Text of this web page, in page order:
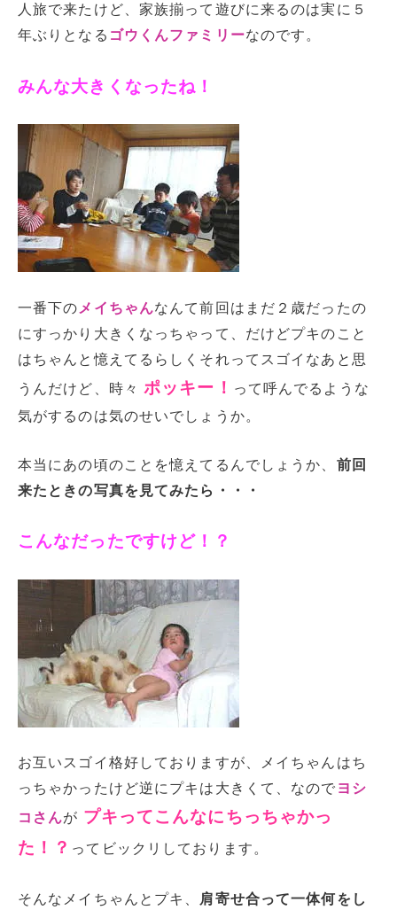
人旅で来たけど、家族揃って遊びに来るのは実に５
年ぶりとなる ゴウくんファミリーなのです。
みんな大きくなったね！
一番下の メイちゃんなんて前回はまだ２歳だったの
にすっかり大きくなっちゃって、だけどプキのこと
はちゃんと憶えてるらしくそれってスゴイなあと思
うんだけど、時々ポッキー！ って呼んでるような
気がするのは気のせいでしょうか。
本当にあの頃のことを憶えてるんでしょうか、 前回
来たときの写真を見てみたら・・・
こんなだったですけど！？
お互いスゴイ格好しておりますが、メイちゃんはち
っちゃかったけど逆にプキは大きくて、なので ヨシ
コさんが プキってこんなにちっちゃかっ
た！？ ってビックリしております。
そんなメイちゃんとプキ、 肩寄せ合って一体何をし